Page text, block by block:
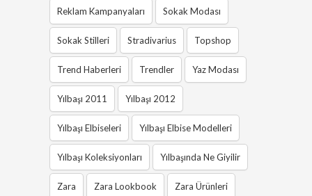
Reklam Kampanyaları Sokak Modası
Sokak Stilleri Stradivarius Topshop
Trend Haberleri Trendler Yaz Modası
Yılbaşı 2011 Yılbaşı 2012
Yılbaşı Elbiseleri Yılbaşı Elbise Modelleri
Yılbaşı Koleksiyonları Yılbaşında Ne Giyilir
Zara Zara Lookbook Zara Ürünleri